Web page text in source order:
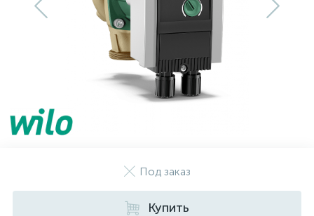
Под заказ
Купить